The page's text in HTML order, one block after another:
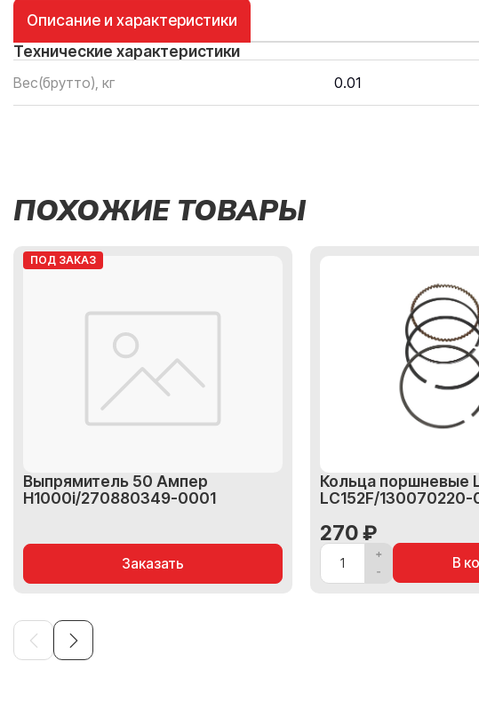
Описание и характеристики
Технические характеристики
Вес(брутто), кг 0.01
ПОХОЖИЕ ТОВАРЫ
ПОД ЗАКАЗ
Выпрямитель 50 Ампер
H1000i/270880349-0001
Заказать
Кольца поршневые
LC152F/130070220-
270 ₽
В